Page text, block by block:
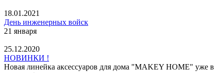
18.01.2021
День инженерных войск
21 января
25.12.2020
НОВИНКИ !
Новая линейка аксессуаров для дома "MAKEY HOME" уже в